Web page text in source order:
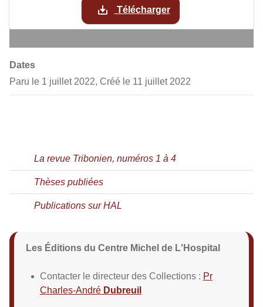
Télécharger
Dates
Paru le 1 juillet 2022, Créé le 11 juillet 2022
La revue Tribonien, numéros 1 à 4
Thèses publiées
Publications sur HAL
Les Éditions du Centre Michel de L'Hospital
Contacter le directeur des Collections : Pr
Charles-André Dubreuil